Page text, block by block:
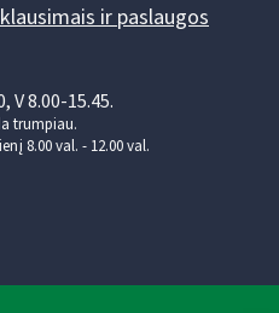
ir paslaugos
V 8.00-15.45.
trumpiau.
8.00 val. - 12.00 val.